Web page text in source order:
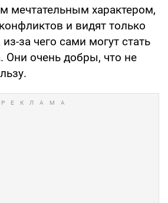
мечтательным характером,
и видят только
за чего сами могут стать
Они очень добры, что не